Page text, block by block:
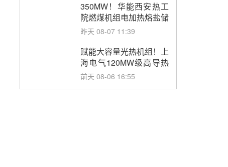
350MW！华能西安热工
院燃煤机组电加热熔盐储
能提升机组灵活性改造项
务采购
昨天 08-07 11:39
赋能大容量光热机组！上
海电气120MW级高导热
空冷发电机通过型式试验
前天 08-06 16:55